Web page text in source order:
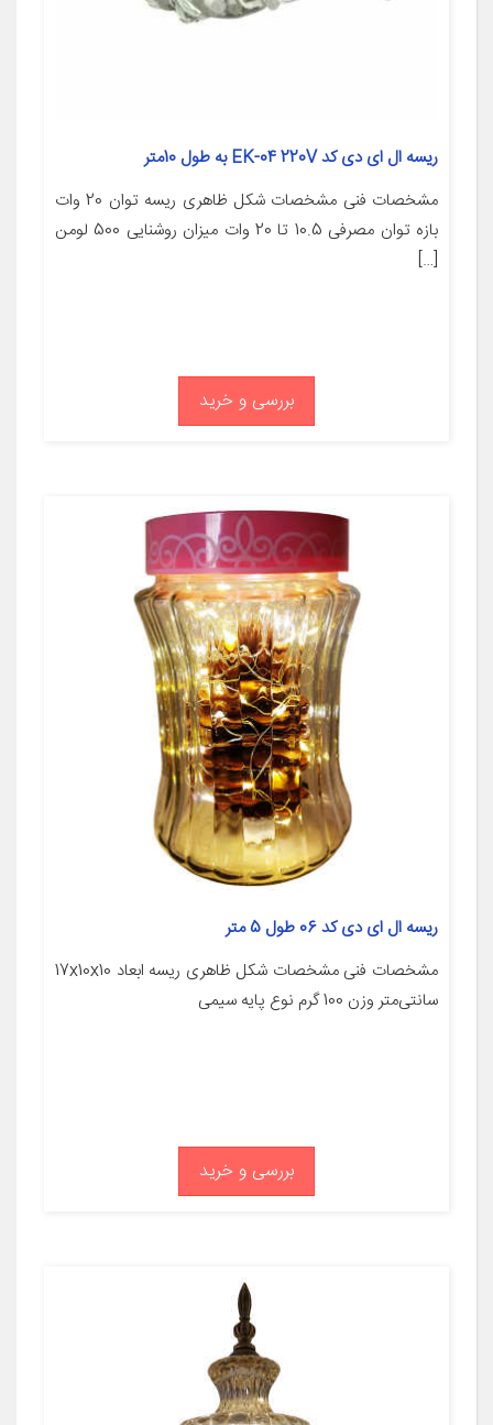
ریسه ال ای دی کد EK-04 220V به طول 10متر
مشخصات فنی مشخصات شکل ظاهری ریسه توان 20 وات
بازه توان مصرفی 10.5 تا 20 وات میزان روشنایی 500 لومن
[…]
بررسی و خرید
ریسه ال ای دی کد 06 طول 5 متر
مشخصات فنی مشخصات شکل ظاهری ریسه ابعاد 17x10x10
سانتی‌متر وزن 100 گرم نوع پایه سیمی
بررسی و خرید